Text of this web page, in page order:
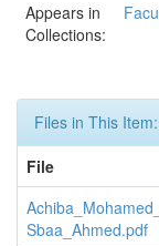
Appears in
Collections:
Files in This Item:
File
Sbaa_Ahmed.pdf